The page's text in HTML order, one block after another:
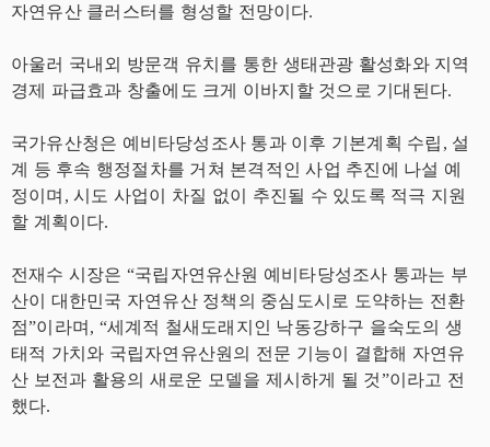
자연유산 클러스터를 형성할 전망이다.
아울러 국내외 방문객 유치를 통한 생태관광 활성화와 지역
경제 파급효과 창출에도 크게 이바지할 것으로 기대된다.
국가유산청은 예비타당성조사 통과 이후 기본계획 수립, 설
계 등 후속 행정절차를 거쳐 본격적인 사업 추진에 나설 예
정이며, 시도 사업이 차질 없이 추진될 수 있도록 적극 지원
할 계획이다.
전재수 시장은 “국립자연유산원 예비타당성조사 통과는 부
산이 대한민국 자연유산 정책의 중심도시로 도약하는 전환
점”이라며, “세계적 철새도래지인 낙동강하구 을숙도의 생
태적 가치와 국립자연유산원의 전문 기능이 결합해 자연유
산 보전과 활용의 새로운 모델을 제시하게 될 것”이라고 전
했다.